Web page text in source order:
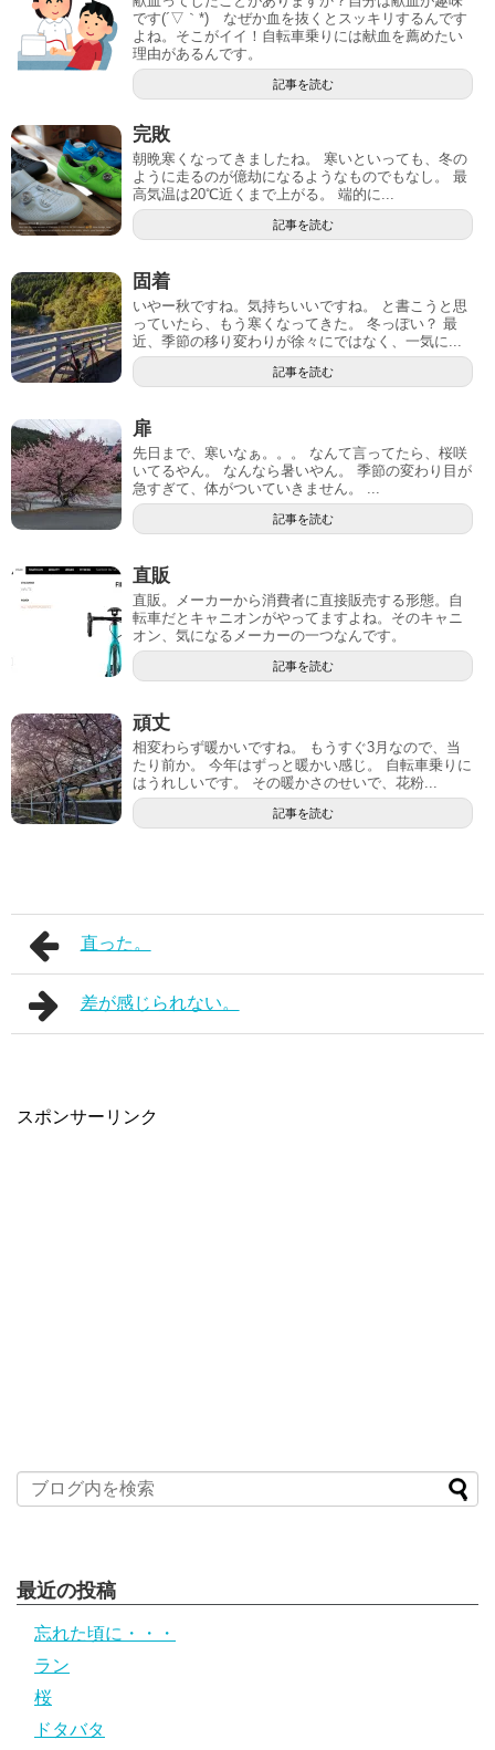
です(´▽｀*) なぜか血を抜くとスッキリするんです
よね。そこがイイ！自転車乗りには献血を薦めたい
理由があるんです。
記事を読む
完敗
朝晩寒くなってきましたね。 寒いといっても、冬の
ように走るのが億劫になるようなものでもなし。 最
高気温は20℃近くまで上がる。 端的に...
記事を読む
固着
いやー秋ですね。気持ちいいですね。 と書こうと思
っていたら、もう寒くなってきた。 冬っぽい？ 最
近、季節の移り変わりが徐々にではなく、一気に...
記事を読む
扉
先日まで、寒いなぁ。。。 なんて言ってたら、桜咲
いてるやん。 なんなら暑いやん。 季節の変わり目が
急すぎて、体がついていきません。 ...
記事を読む
直販
直販。メーカーから消費者に直接販売する形態。自
転車だとキャニオンがやってますよね。そのキャニ
オン、気になるメーカーの一つなんです。
記事を読む
頑丈
相変わらず暖かいですね。 もうすぐ3月なので、当
たり前か。 今年はずっと暖かい感じ。 自転車乗りに
はうれしいです。 その暖かさのせいで、花粉...
記事を読む
直った。
差が感じられない。
スポンサーリンク
最近の投稿
忘れた頃に・・・
ラン
桜
ドタバタ